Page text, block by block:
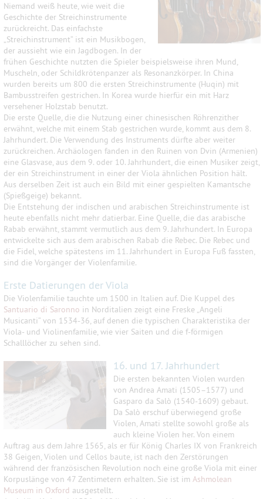
Niemand weiß heute, wie weit die
Geschichte der Streichinstrumente
zurückreicht. Das einfachste
„Streichinstrument“ ist ein Musikbogen,
der aussieht wie ein Jagdbogen. In der
frühen Geschichte nutzten die Spieler beispielsweise ihren Mund,
Muscheln, oder Schildkrötenpanzer als Resonanzkörper. In China
wurden bereits um 800 die ersten Streichinstrumente (Huqin) mit
Bambusstreifen gestrichen. In Korea wurde hierfür ein mit Harz
versehener Holzstab benutzt.
Die erste Quelle, die die Nutzung einer chinesischen Röhrenzither
erwähnt, welche mit einem Stab gestrichen wurde, kommt aus dem 8.
Jahrhundert. Die Verwendung des Instruments dürfte aber weiter
zurückreichen. Archäologen fanden in den Ruinen von Dvin (Armenien)
eine Glasvase, aus dem 9. oder 10. Jahrhundert, die einen Musiker zeigt,
der ein Streichinstrument in einer der Viola ähnlichen Position hält.
Aus derselben Zeit ist auch ein Bild mit einer gespielten Kamantsche
(Spießgeige) bekannt.
Die Entstehung der indischen und arabischen Streichinstrumente ist
heute ebenfalls nicht mehr datierbar. Eine Quelle, die das arabische
Rabab erwähnt, stammt vermutlich aus dem 9. Jahrhundert. In Europa
entwickelte sich aus dem arabischen Rabab die Rebec. Die Rebec und
die Fidel, welche spätestens im 11. Jahrhundert in Europa Fuß fassten,
sind die Vorgänger der Violenfamilie.
Erste Datierungen der Viola
Die Violenfamilie tauchte um 1500 in Italien auf. Die Kuppel des
Santuario di Saronno in Norditalien zeigt eine Freske „Angeli
Musicanti“ von 1534-36, auf denen die typischen Charakteristika der
Viola- und Violinenfamilie, wie vier Saiten und die f-förmigen
Schalllöcher zu sehen sind.
16. und 17. Jahrhundert
Die ersten bekannten Violen wurden
von Andrea Amati (1505–1577) und
Gasparo da Salò (1540-1609) gebaut.
Da Salò erschuf überwiegend große
Violen, Amati stellte sowohl große als
auch kleine Violen her. Von einem
Auftrag aus dem Jahre 1565, als er für König Charles IX von Frankreich
38 Geigen, Violen und Cellos baute, ist nach den Zerstörungen
während der französischen Revolution noch eine große Viola mit einer
Korpuslänge von 47 Zentimetern erhalten. Sie ist imAshmolean
Museum in Oxford ausgestellt.